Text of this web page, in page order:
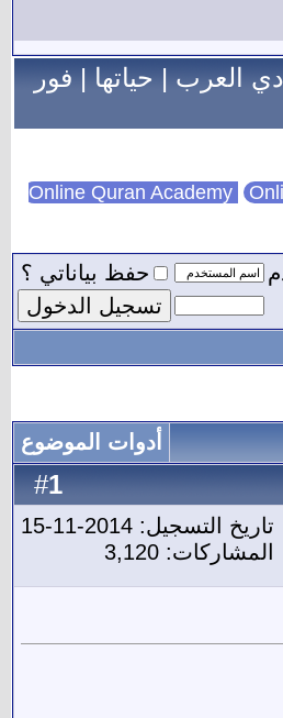
العرب|حياتها|فور
حفظ بياناتي ؟
أدوات الموضوع
#
1
تاريخ التسجيل: 2014-11-15
المشاركات: 3,120